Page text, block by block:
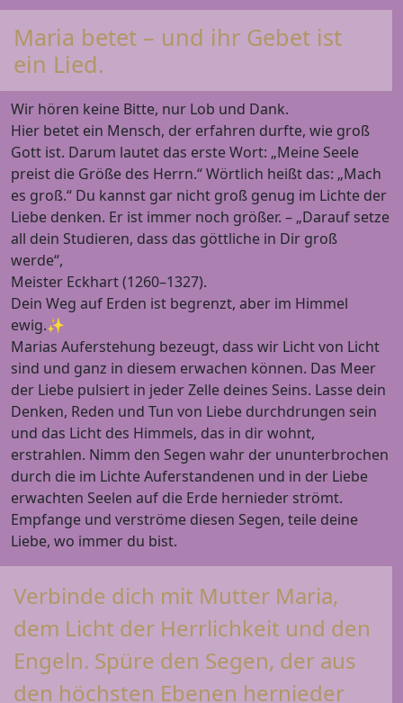
Maria betet – und ihr Gebet ist
ein Lied.
Wir hören keine Bitte, nur Lob und Dank.
Hier betet ein Mensch, der erfahren durfte, wie groß
Gott ist. Darum lautet das erste Wort: „Meine Seele
preist die Größe des Herrn.“ Wörtlich heißt das: „Mach
es groß.“ Du kannst gar nicht groß genug im Lichte der
Liebe denken. Er ist immer noch größer. – „Darauf setze
all dein Studieren, dass das göttliche in Dir groß
werde“,
Meister Eckhart (1260–1327).
Dein Weg auf Erden ist begrenzt, aber im Himmel
ewig.✨
Marias Auferstehung bezeugt, dass wir Licht von Licht
sind und ganz in diesem erwachen können. Das Meer
der Liebe pulsiert in jeder Zelle deines Seins. Lasse dein
Denken, Reden und Tun von Liebe durchdrungen sein
und das Licht des Himmels, das in dir wohnt,
erstrahlen. Nimm den Segen wahr der ununterbrochen
durch die im Lichte Auferstandenen und in der Liebe
erwachten Seelen auf die Erde hernieder strömt.
Empfange und verströme diesen Segen, teile deine
Liebe, wo immer du bist.
Verbinde dich mit Mutter Maria,
dem Licht der Herrlichkeit und den
Engeln. Spüre den Segen, der aus
den höchsten Ebenen hernieder